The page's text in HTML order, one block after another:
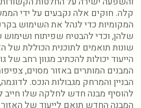
קלה. חוקים אלה נקבעים על ידי
המקומיות כדי לנהל את השימוש
שלהן, וכדי להבטיח שפיתוח
שונות תואמים לתוכנית הכוללת של
הייעוד יכולות להכתיב מגוון רחב של
המבנים המותרים באזור מסוים,
הבניין והמרחק מגבולות הנכס.
להוסיף מבנה חדש לחלקה שלו חייב
המבנה החדש תואם לייעוד של האזור